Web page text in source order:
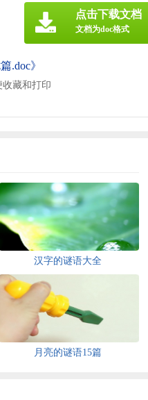
.doc》
收藏和打印
点击下载文档
文档为doc格式
汉字的谜语大全
月亮的谜语15篇